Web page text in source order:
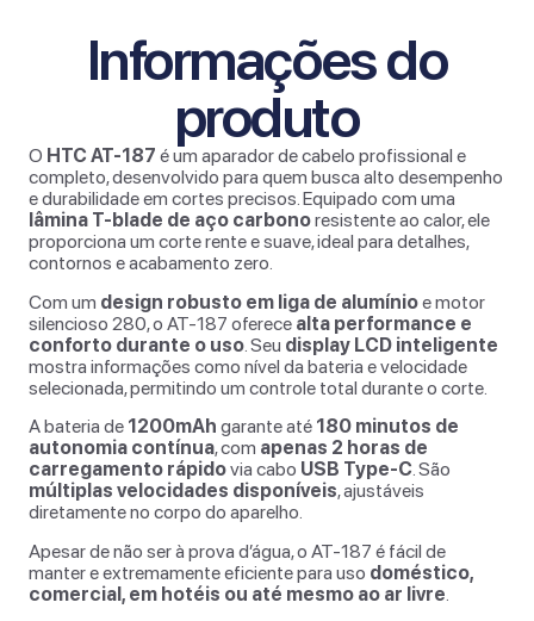
Informações do
produto
O HTC AT-187 é um aparador de cabelo profissional e
completo, desenvolvido para quem busca alto desempenho
e durabilidade em cortes precisos. Equipado com uma
lâmina T-blade de aço carbonoresistente ao calor, ele
proporciona um corte rente e suave, ideal para detalhes,
contornos e acabamento zero.
Com um design robusto em liga de alumínioe motor
silencioso 280, o AT-187 oferece alta performance e
conforto durante o uso . Seu display LCD inteligente
mostra informações como nível da bateria e velocidade
selecionada, permitindo um controle total durante o corte.
A bateria de 1200mAh garante até 180 minutos de
autonomia contínua, com apenas 2 horas de
carregamento rápidovia cabo USB Type-C. São
múltiplas velocidades disponíveis, ajustáveis
diretamente no corpo do aparelho.
Apesar de não ser à prova d’água, o AT-187 é fácil de
manter e extremamente eficiente para uso doméstico,
comercial, em hotéis ou até mesmo ao ar livre